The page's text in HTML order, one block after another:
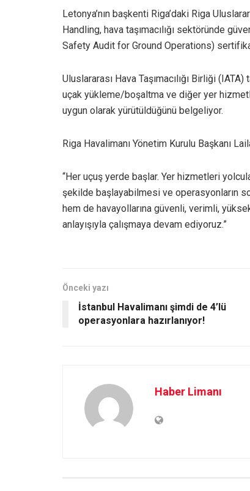
Letonya’nın başkenti Riga’daki Riga
Handling, hava taşımacılığı sektöründe
Safety Audit for Ground Operations)
Uluslararası Hava Taşımacılığı Birliği
uçak yükleme/boşaltma ve diğer yer
uygun olarak yürütüldüğünü belgeliyor.
Riga Havalimanı Yönetim Kurulu Başkanı
“Her uçuş yerde başlar. Yer hizmetleri
şekilde başlayabilmesi ve operasyonların
hem de havayollarına güvenli, verimli,
anlayışıyla çalışmaya devam ediyoruz.”
Önceki yazı
İstanbul Havalimanı şimdi de 4’lü
operasyonlara hazırlanıyor!
Haber Limanı